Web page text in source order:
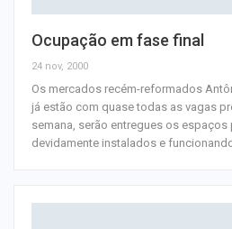
Ocupação em fase final
24 nov, 2000
Os mercados recém-reformados
já estão com quase todas as vagas
semana, serão entregues os espaços
devidamente instalados e